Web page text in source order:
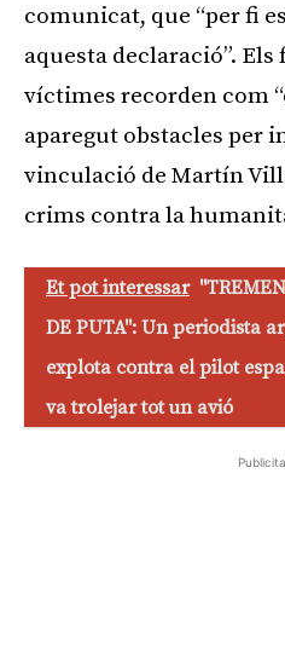
comunicat, que “per fi
aquesta declaració”.
víctimes recorden com
aparegut obstacles per
vinculació de Martín
crims contra la
Et pot interessar
DE PUTA": Un periodista
explota contra el pilot
va trolejar tot un avió